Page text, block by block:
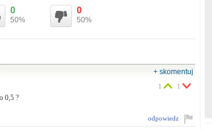
0
50%
0
50%
+ skomentuj
0,5 ?
1 1
odpowiedz